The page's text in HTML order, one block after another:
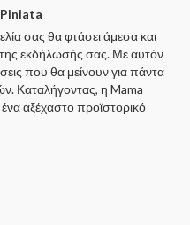
σας θα φτάσει άμεσα και
εκδήλωσής σας. Με αυτόν
που θα μείνουν για πάντα
Καταλήγοντας, η Mama
αξέχαστο προϊστορικό